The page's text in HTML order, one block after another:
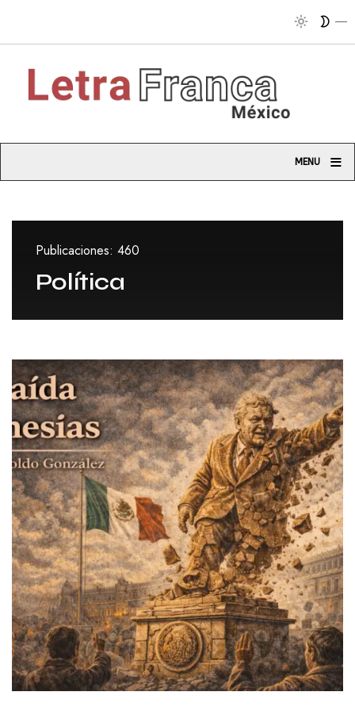
Tribuna
MENU ≡
Publicaciones: 460
Política